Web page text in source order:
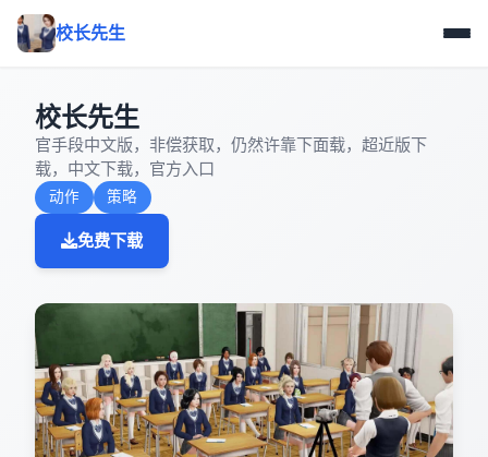
校长先生
校长先生
官手段中文版，非偿获取，仍然许靠下面载，超近版下
载，中文下载，官方入口
动作 策略
免费下载